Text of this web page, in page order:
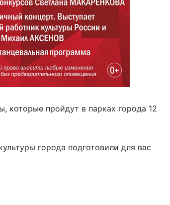
которые пройдут в парках города 12
города подготовили для вас